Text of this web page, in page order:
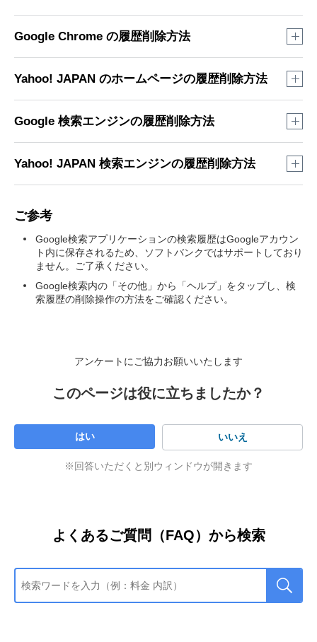
Google Chrome の履歴削除方法
ホーム画面の最下部から上にスワイプ
Yahoo! JAPAN のホームページの履歴削除方法
ホーム画面の最下部から上にスワイプ
Google 検索エンジンの履歴削除方法
ホーム画面の最下部から上にスワイプ
Yahoo! JAPAN 検索エンジンの履歴削除方法
ご参考
Google検索アプリケーションの検索履歴はGoogleアカウン
ト内に保存されるため、ソフトバンクではサポートしており
ません。ご了承ください。
Google検索内の「その他」から「ヘルプ」をタップし、検
索履歴の削除操作の方法をご確認ください。
アンケートにご協力お願いいたします
このページは役に立ちましたか？
はい いいえ
※回答いただくと別ウィンドウが開きます
よくあるご質問（FAQ）から検索